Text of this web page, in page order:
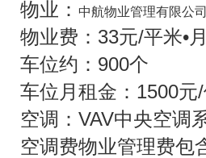
物业：
中航物业管理有限公
物业费：33元/平米•月
车位约：900个
车位月租金：1500元/
空调：VAV中央空调
空调费物业管理费包